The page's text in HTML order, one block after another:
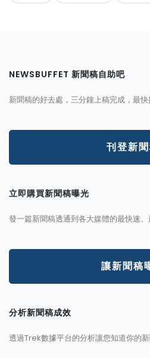
NEWSBUFFET 新聞稿自助吧
新聞稿的好去處，三分鐘上稿完成，最快
刊登新
立即購買新聞稿曝光
發一篇新聞稿透通到各大媒體的最快速、
讓新聞稿
分析新聞稿成效
透過Trek數據平台的分析讓您知道你的